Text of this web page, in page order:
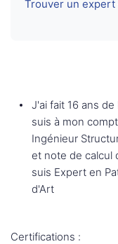
Trouver un expert
J'ai fait 16 ans
suis à mon
Ingénieur
et note de calcul
suis Expert en
d'Art
Certifications :